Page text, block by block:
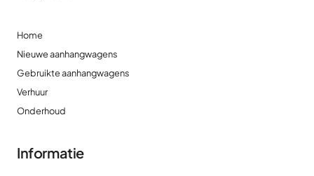
Home
Nieuwe aanhangwagens
Gebruikte aanhangwagens
Verhuur
Onderhoud
Informatie